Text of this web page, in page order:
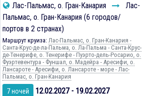
Лас-Пальмас, о. Гран-Канария
Лас-
Пальмас, о. Гран-Канария (6 городов/
портов в 2 странах)
Маршрут круиза: Лас-Пальмас, о. Гран-Канария -
Санта-Крус-де-ла-Пальма, о. Ла-Пальма - Санта-Крус-
де-Тенерифе, о. Тенерифе - Пуэрто-дель-Росарио, о.
Фуэртевентура - Фуншал, о. Мадейра - Аресифи, о.
Лансароте - Аресифи, о. Лансароте - море - Лас-
Пальмас, о. Гран-Канария
7 ночей 12.02.2027 - 19.02.2027